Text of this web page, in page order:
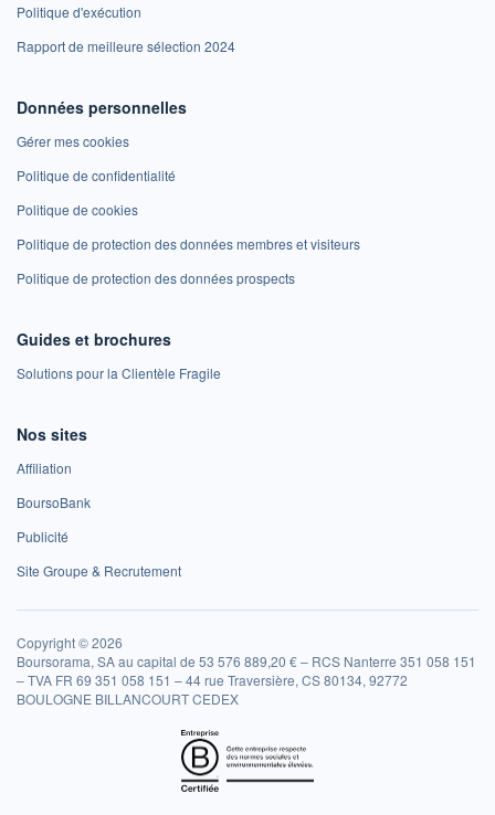
Politique d'exécution
Rapport de meilleure sélection 2024
Données personnelles
Gérer mes cookies
Politique de confidentialité
Politique de cookies
Politique de protection des données membres et visiteurs
Politique de protection des données prospects
Guides et brochures
Solutions pour la Clientèle Fragile
Nos sites
Affiliation
BoursoBank
Publicité
Site Groupe & Recrutement
Copyright © 2026
Boursorama, SA au capital de 53 576 889,20 € – RCS Nanterre 351 058 151
– TVA FR 69 351 058 151 – 44 rue Traversière, CS 80134, 92772
BOULOGNE BILLANCOURT CEDEX